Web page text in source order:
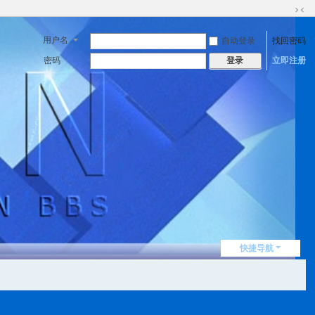
换
到
窄
用户名 自动登录
找回密码
密码
登录 立即注册
快捷导航